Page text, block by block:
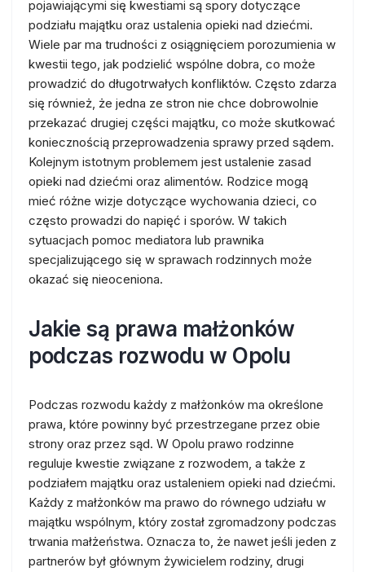
pojawiającymi się kwestiami są spory dotyczące
podziału majątku oraz ustalenia opieki nad dziećmi.
Wiele par ma trudności z osiągnięciem porozumienia w
kwestii tego, jak podzielić wspólne dobra, co może
prowadzić do długotrwałych konfliktów. Często zdarza
się również, że jedna ze stron nie chce dobrowolnie
przekazać drugiej części majątku, co może skutkować
koniecznością przeprowadzenia sprawy przed sądem.
Kolejnym istotnym problemem jest ustalenie zasad
opieki nad dziećmi oraz alimentów. Rodzice mogą
mieć różne wizje dotyczące wychowania dzieci, co
często prowadzi do napięć i sporów. W takich
sytuacjach pomoc mediatora lub prawnika
specjalizującego się w sprawach rodzinnych może
okazać się nieoceniona.
Jakie są prawa małżonków
podczas rozwodu w Opolu
Podczas rozwodu każdy z małżonków ma określone
prawa, które powinny być przestrzegane przez obie
strony oraz przez sąd. W Opolu prawo rodzinne
reguluje kwestie związane z rozwodem, a także z
podziałem majątku oraz ustaleniem opieki nad dziećmi.
Każdy z małżonków ma prawo do równego udziału w
majątku wspólnym, który został zgromadzony podczas
trwania małżeństwa. Oznacza to, że nawet jeśli jeden z
partnerów był głównym żywicielem rodziny, drugi